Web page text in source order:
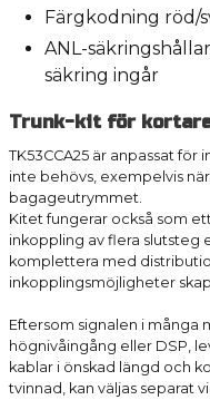
Färgkodning röd/
ANL-
säkring ingår
Trunk-kit för
TK53CCA25 är anpassat
inte behövs, exempelvis
bagageutrymmet.
Kitet fungerar också som
inkoppling av flera slutsteg
komplettera med
inkopplingsmöjligheter
Eftersom signalen i många
högnivåingång eller DSP,
kablar i önskad längd och
tvinnad, kan väljas separat